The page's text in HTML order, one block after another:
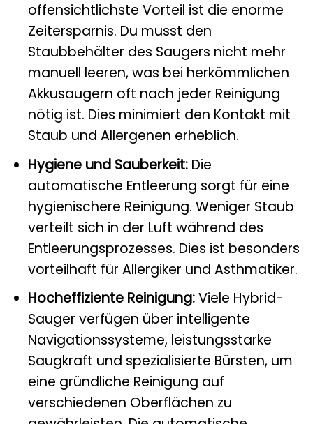
offensichtlichste Vorteil ist die enorme
Zeitersparnis. Du musst den
Staubbehälter des Saugers nicht mehr
manuell leeren, was bei herkömmlichen
Akkusaugern oft nach jeder Reinigung
nötig ist. Dies minimiert den Kontakt mit
Staub und Allergenen erheblich.
Hygiene und Sauberkeit:Die
automatische Entleerung sorgt für eine
hygienischere Reinigung. Weniger Staub
verteilt sich in der Luft während des
Entleerungsprozesses. Dies ist besonders
vorteilhaft für Allergiker und Asthmatiker.
Hocheffiziente Reinigung:Viele Hybrid-
Sauger verfügen über intelligente
Navigationssysteme, leistungsstarke
Saugkraft und spezialisierte Bürsten, um
eine gründliche Reinigung auf
verschiedenen Oberflächen zu